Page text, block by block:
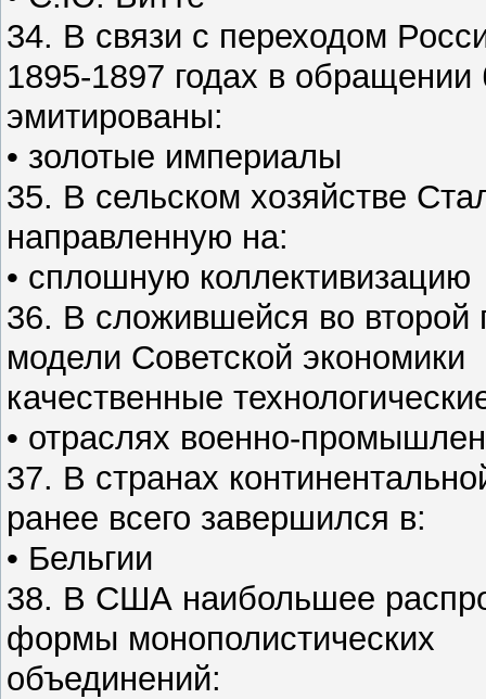
34. В связи с переходом
1895-1897 годах в
эмитированы:
• золотые империалы
35. В сельском хозяйстве
направленную на:
• сплошную коллективизацию
36. В сложившейся во второй
модели Советской экономики
качественные
• отраслях военно-
37. В странах
ранее всего завершился в:
• Бельгии
38. В США наибольшее
формы монополистических
объединений: